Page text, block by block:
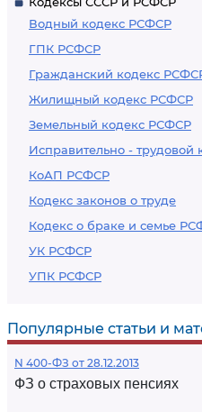
Водный кодекс РСФСР
ГПК РСФСР
Гражданский кодекс
Жилищный кодекс РСФСР
Земельный кодекс РСФСР
Исправительно -
КоАП РСФСР
Кодекс законов о труде
Кодекс о браке и семье
УК РСФСР
УПК РСФСР
Популярные статьи и
N 400-ФЗ от 28.12.2013
ФЗ о страховых пенсиях